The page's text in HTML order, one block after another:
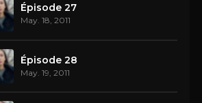
Épisode 27
May. 18, 2011
Épisode 28
May. 19, 2011